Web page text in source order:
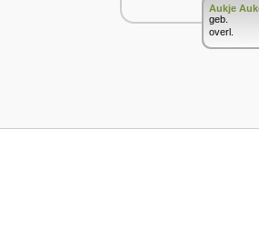
Aukje
geb.
overl.